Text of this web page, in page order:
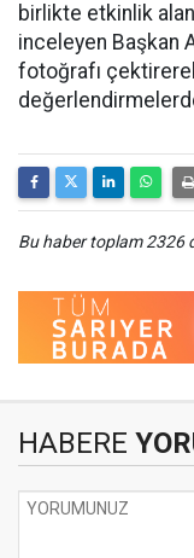
birlikte etkinlik
inceleyen Başkan
fotoğrafı
Bu haber toplam 2326
HABERE